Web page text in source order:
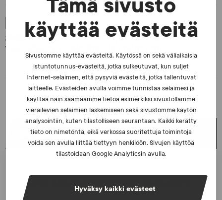
Tämä sivusto
käyttää evästeitä
Sivustomme käyttää evästeitä. Käytössä on sekä väliaikaisia
istuntotunnus-evästeitä, jotka sulkeutuvat, kun suljet
Internet-selaimen, että pysyviä evästeitä, jotka tallentuvat
laitteelle. Evästeiden avulla voimme tunnistaa selaimesi ja
käyttää näin saamaamme tietoa esimerkiksi sivustollamme
vierailevien selaimien laskemiseen sekä sivustomme käytön
analysointiin, kuten tilastolliseen seurantaan. Kaikki kerätty
tieto on nimetöntä, eikä verkossa suoritettuja toimintoja
voida sen avulla liittää tiettyyn henkilöön. Sivujen käyttöä
tilastoidaan Google Analyticsin avulla.
Hyväksy kaikki evästeet
UUTISET - 30.6.2026
SUEKin sivuilla uusi blogisarja urheilun ja
väkivaltaisten alakulttuurien suhteesta
UUSIMMAT UUTISET
Iljukov SUEKin lääketieteelliseksi asiantuntijaksi